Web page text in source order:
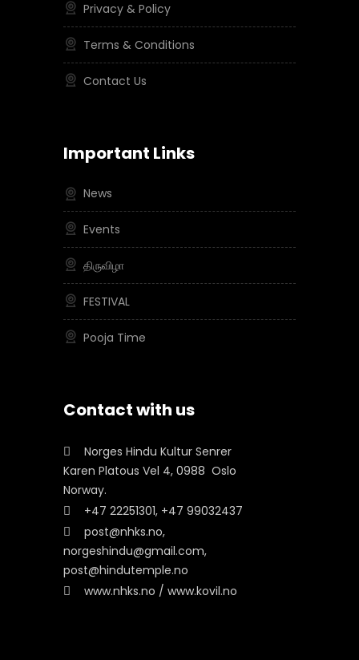
Privacy & Policy
Terms & Conditions
Contact Us
Important Links
News
Events
திருவிழா
FESTIVAL
Pooja Time
Contact with us
Norges Hindu Kultur Senrer
Karen Platous Vel 4, 0988 Oslo
Norway.
+47 22251301, +47 99032437
post@nhks.no,
norgeshindu@gmail.com,
post@hindutemple.no
www.nhks.no / www.kovil.no